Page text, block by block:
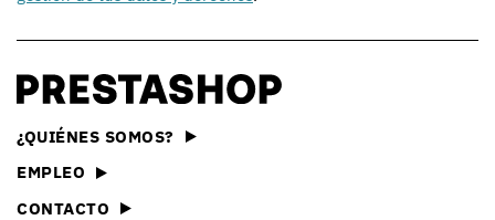
¿QUIÉNES SOMOS?
EMPLEO
CONTACTO